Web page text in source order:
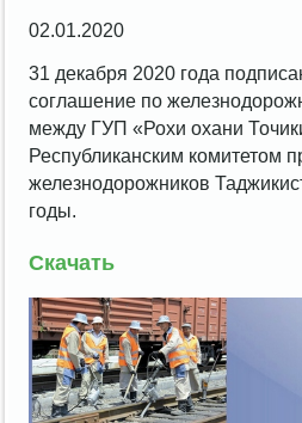
02.01.2020
31 декабря 2020 года
соглашение по
между ГУП «Рохи охани
Республиканским комитетом
железнодорожников
годы.
Скачать